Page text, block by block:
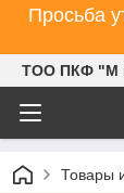
Просьба
ТОО ПКФ "М
Товары